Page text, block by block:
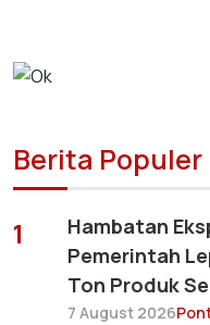
Berita Populer
1
Hambatan
Pemerintah
Ton Produk
7 August 2026